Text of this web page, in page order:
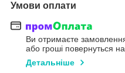
Умови оплати
Ви отримаєте
або гроші повернуться
Детальніше